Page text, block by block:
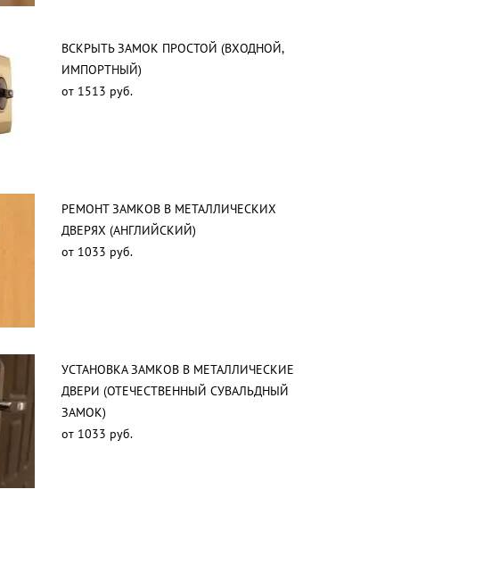
ВСКРЫТЬ ЗАМОК ПРОСТОЙ (ВХОДНОЙ,
ИМПОРТНЫЙ)
от 1513 руб.
РЕМОНТ ЗАМКОВ В МЕТАЛЛИЧЕСКИХ
ДВЕРЯХ (АНГЛИЙСКИЙ)
от 1033 руб.
УСТАНОВКА ЗАМКОВ В МЕТАЛЛИЧЕСКИЕ
ДВЕРИ (ОТЕЧЕСТВЕННЫЙ СУВАЛЬДНЫЙ
ЗАМОК)
от 1033 руб.